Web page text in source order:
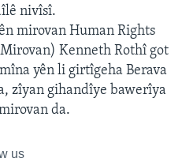
nivîsî.
mirovan Human Rights
Kenneth Rothî got
yên li girtîgeha Berava
zîyan gihandîye bawerîya
da.
us